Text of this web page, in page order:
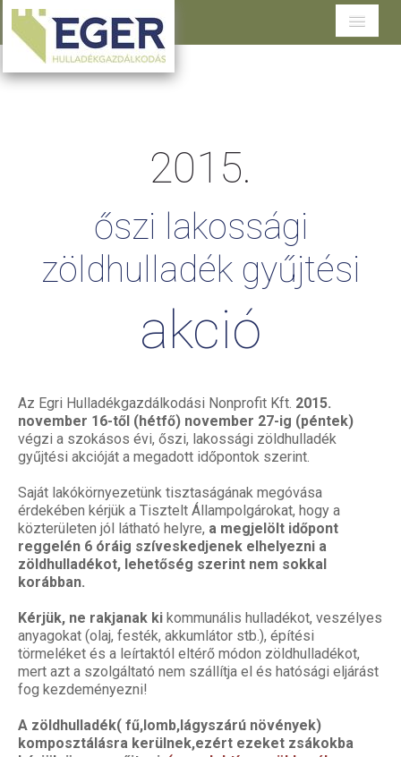
Szolgáltatások területenként
Ügyfélszolgálat
2015.
őszi lakossági
zöldhulladék gyűjtési
akció
Az Egri Hulladékgazdálkodási Nonprofit Kft. 2015.
november 16-től (hétfő) november 27-ig (péntek)
végzi a szokásos évi, őszi, lakossági zöldhulladék
gyűjtési akcióját a megadott időpontok szerint.
Saját lakókörnyezetünk tisztaságának megóvása
érdekében kérjük a Tisztelt Állampolgárokat, hogy a
közterületen jól látható helyre, a megjelölt időpont
reggelén 6 óráig szíveskedjenek elhelyezni a
zöldhulladékot, lehetőség szerint nem sokkal
korábban.
Kérjük, ne rakjanak ki kommunális hulladékot, veszélyes
anyagokat (olaj, festék, akkumlátor stb.), építési
törmeléket és a leírtaktól eltérő módon zöldhulladékot,
mert azt a szolgáltató nem szállítja el és hatósági eljárást
fog kezdeményezni!
A zöldhulladék( fű,lomb,lágyszárú növények)
komposztálásra kerülnek,ezért ezeket zsákokba